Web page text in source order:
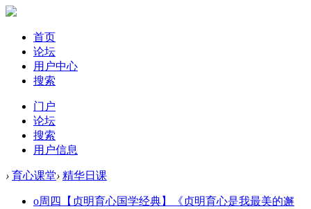
首页
论坛
用户中心
搜索
门户
论坛
搜索
用户信息
› 育心课堂› 精华日课
o周四【贞明育心国学经典】《贞明育心是我最美的邂